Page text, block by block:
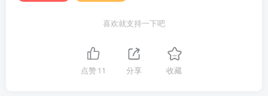
喜欢就支持一下吧
点赞11 分享 收藏